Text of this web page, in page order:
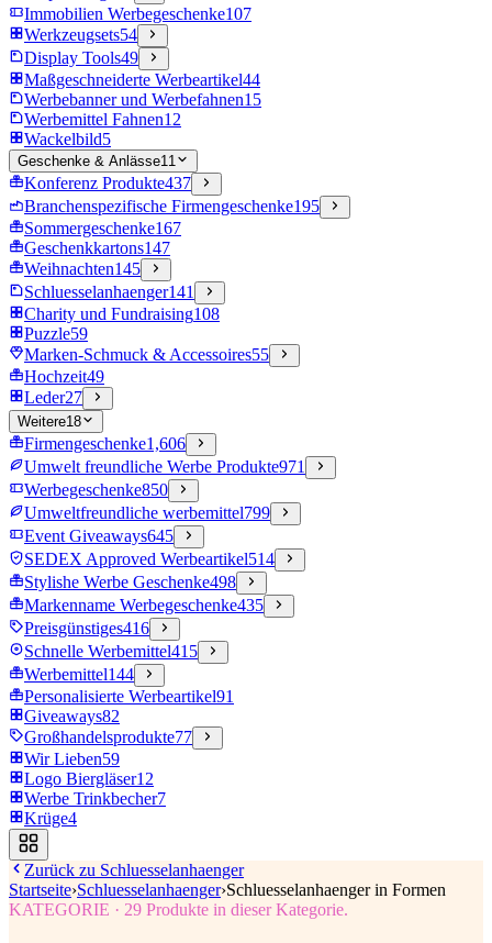
Immobilien Werbegeschenke107
Werkzeugsets54
Display Tools49
Maßgeschneiderte Werbeartikel44
Werbebanner und Werbefahnen15
Werbemittel Fahnen12
Wackelbild5
Geschenke & Anlässe11
Konferenz Produkte437
Branchenspezifische Firmengeschenke195
Sommergeschenke167
Geschenkkartons147
Weihnachten145
Schluesselanhaenger141
Charity und Fundraising108
Puzzle59
Marken-Schmuck & Accessoires55
Hochzeit49
Leder27
Weitere18
Firmengeschenke1,606
Umwelt freundliche Werbe Produkte971
Werbegeschenke850
Umweltfreundliche werbemittel799
Event Giveaways645
SEDEX Approved Werbeartikel514
Stylishe Werbe Geschenke498
Markenname Werbegeschenke435
Preisgünstiges416
Schnelle Werbemittel415
Werbemittel144
Personalisierte Werbeartikel91
Giveaways82
Großhandelsprodukte77
Wir Lieben59
Logo Biergläser12
Werbe Trinkbecher7
Krüge4
Zurück zu Schluesselanhaenger
Startseite›Schluesselanhaenger›Schluesselanhaenger in Formen
KATEGORIE · 29 Produkte in dieser Kategorie.